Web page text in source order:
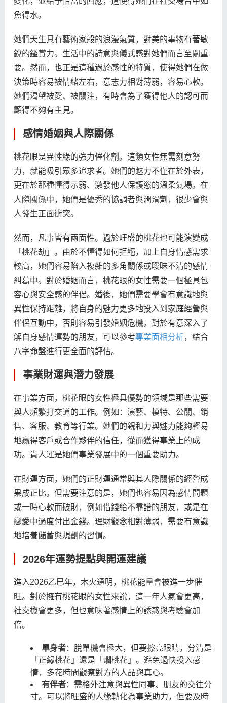
魚得水。
她們天生具有藝術家般的浪漫氣質，對美的事物有著敏
銳的鑑賞力。生活中的詩意與儀式感對她們而言至關重
要。然而，也正是這種過於感性的特質，使得她們在做
決策時容易被情緒左右，意志力相對薄弱，容易心軟。
她們渴望被愛、被關注，有時會為了獲得他人的認可而
顯得不夠有主見。
感情婚姻與人際關係
桃花眼是異性緣的強力催化劑。這類女性無需刻意努
力，就能吸引眾多追求者。她們的魅力不僅在於外表，
更在於那種懂得示弱、激發他人保護慾的溫柔氣場。在
人際關係中，她們是優秀的協調者與潤滑劑，很少會與
人發生正面衝突。
然而，凡事皆有兩面性。過於旺盛的桃花也可能演變成
「桃花劫」。由於不懂得如何拒絕，加上自身情感需求
較高，她們容易陷入複雜的多角關係或曖昧不清的感情
糾葛中。對於婚姻而言，桃花眼的女性需要一個極具包
容心與安全感的伴侶。婚後，她們需要學會有意識地與
異性保持距離，將自身的魅力更多地投入到家庭經營與
伴侶互動中，否則容易引發婚姻危機。對於有意深入了
解自身感情運勢的朋友，可以參考專業面相分析，結合
八字命盤進行更全面的評估。
事業財運與潛力發展
在事業方面，桃花眼的女性極具優勢的領域是那些需要
與人頻繁打交道的工作。例如：演藝、模特、公關、銷
售、客服、教育等行業。她們的親和力與魅力能夠輕易
地贏得客戶或合作夥伴的信任，從而獲得事業上的成
功。貴人運是她們事業發展中的一個重要助力。
在財運方面，她們的正財運通常與其人際關係的經營成
果成正比。但需要注意的是，她們也容易因為感情問題
或一時心軟而破財，例如借錢給不靠譜的朋友，或是在
戀愛中過度付出金錢。理財觀念相對薄弱，需要有意識
地培養儲蓄與規劃的習慣。
2026年運勢提點與開運建議
進入2026乙巳年，木火通明，桃花能量會被進一步催
旺。對於擁有桃花眼的女性來說，這一年人氣會更高，
社交機會更多，但也意味著感情上的誘惑與考驗會加
倍。
單身者：脫單機會極大，但要擦亮眼睛，分清是
「正緣桃花」還是「爛桃花」。避免過快投入感
情，多花時間觀察對方的人品與真心。
有伴者：需格外注意與異性同事、朋友的交往分
寸。可以將旺盛的人緣轉化為事業助力，但要及時